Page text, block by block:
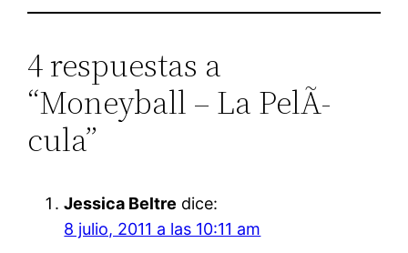
4 respuestas a
“Moneyball – La PelÃ­
cula”
Jessica Beltre dice:
8 julio, 2011 a las 10:11 am